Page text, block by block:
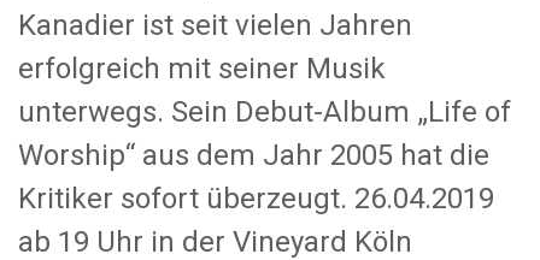
Kanadier ist seit vielen Jahren
erfolgreich mit seiner Musik
unterwegs. Sein Debut-Album „Life of
Worship“ aus dem Jahr 2005 hat die
Kritiker sofort überzeugt. 26.04.2019
ab 19 Uhr in der Vineyard Köln